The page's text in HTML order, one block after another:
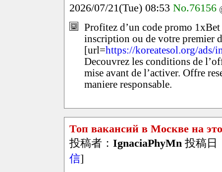
2026/07/21(Tue) 08:53 No.76156
Profitez d’un code promo
inscription ou de votre premier
[url=https://koreatesol.org/
Decouvrez les conditions de
mise avant de l’activer. Offre
maniere responsable.
Топ вакансий в Москве на
投稿者： IgnaciaPhyMn 投稿日
信]